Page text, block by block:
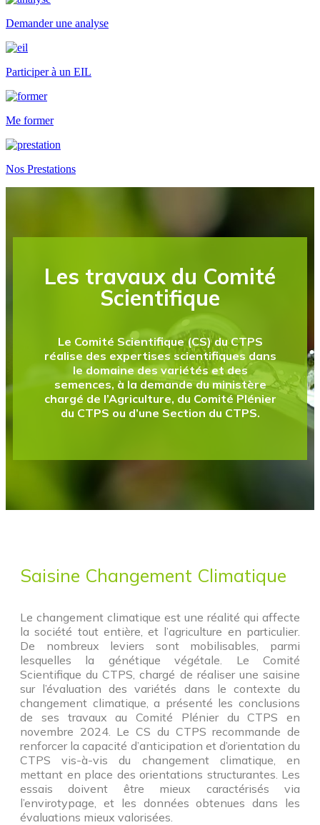
Demander une analyse
Participer à un EIL
Me former
Nos Prestations
Les travaux du Comité
Scientifique
Le Comité Scientifique (CS) du CTPS
réalise des expertises scientifiques dans
le domaine des variétés et des
semences, à la demande du ministère
chargé de l’Agriculture, du Comité Plénier
du CTPS ou d’une Section du CTPS.
Saisine Changement Climatique
Le changement climatique est une réalité qui affecte
la société tout entière, et l’agriculture en particulier.
De nombreux leviers sont mobilisables, parmi
lesquelles la génétique végétale. Le Comité
Scientifique du CTPS, chargé de réaliser une saisine
sur l’évaluation des variétés dans le contexte du
changement climatique, a présenté les conclusions
de ses travaux au Comité Plénier du CTPS en
novembre 2024. Le CS du CTPS recommande de
renforcer la capacité d’anticipation et d’orientation du
CTPS vis-à-vis du changement climatique, en
mettant en place des orientations structurantes. Les
essais doivent être mieux caractérisés via
l’envirotypage, et les données obtenues dans les
évaluations mieux valorisées.